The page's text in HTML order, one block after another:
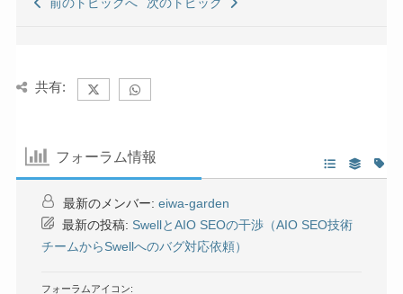
共有:
フォーラム情報
最新のメンバー: eiwa-garden
最新の投稿: SwellとAIO SEOの干渉（AIO SEO技術
チームからSwellへのバグ対応依頼）
フォーラムアイコン: